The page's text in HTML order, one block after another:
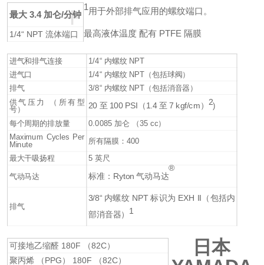
+
最大 3.4 加仑/分钟
1/4“ NPT 流体端口
进气和排气连接
1/4“ 内螺纹 NPT
进气口
1/4“ 内螺纹 NPT（包括球阀）
排气
3/8“ 内螺纹 NPT（包括消音器）
供气压力 （所有型
号）
20 至 100 PSI（1.4 至 7 kgf/cm） 2)
每个周期的排放量
0.0085 加仑 （35 cc）
Maximum Cycles Per
Minute
所有隔膜：400
最大干吸扬程 5 英尺
气动马达 标准：Ryton 气动马达
®
排气
3/8“ 内螺纹 NPT 标识为 EXH II（包括内
部消音器） 1
1 用于外部排气应用的螺纹端口。
最高液体温度 配有 PTFE 隔膜
可接地乙缩醛 180F （82C）
聚丙烯 （PPG） 180F （82C）
日本